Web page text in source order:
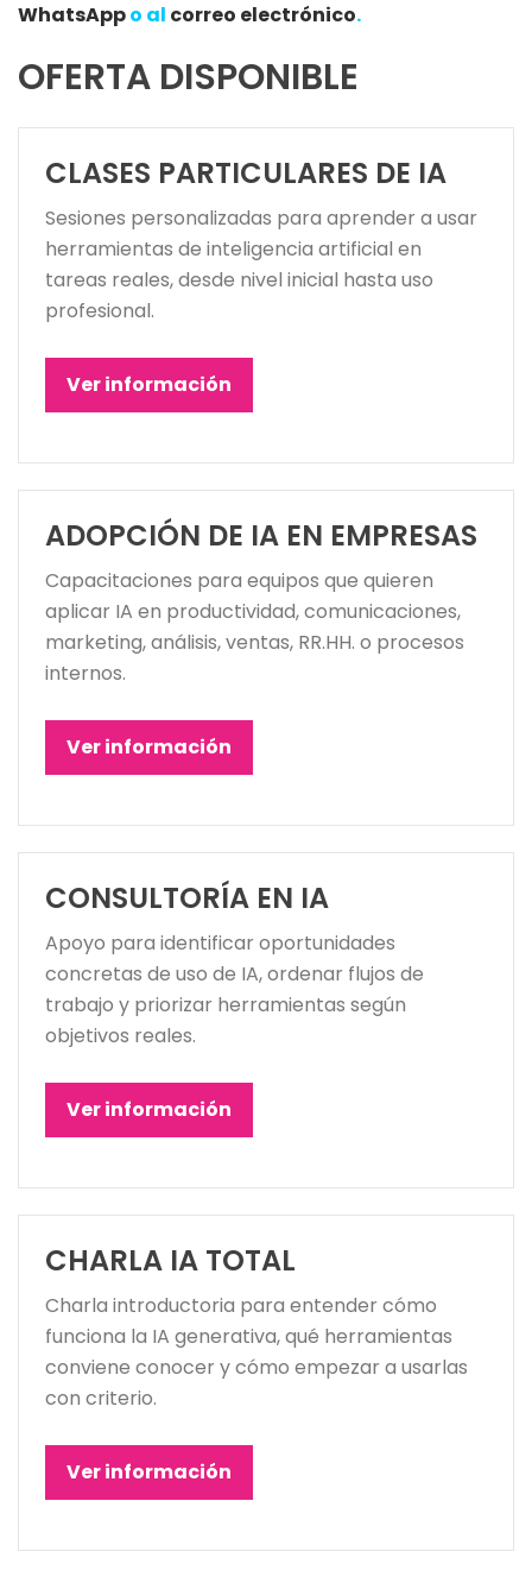
WhatsAppo al correo electrónico.
OFERTA DISPONIBLE
CLASES PARTICULARES DE IA
Sesiones personalizadas para aprender a usar
herramientas de inteligencia artificial en
tareas reales, desde nivel inicial hasta uso
profesional.
Ver información
ADOPCIÓN DE IA EN EMPRESAS
Capacitaciones para equipos que quieren
aplicar IA en productividad, comunicaciones,
marketing, análisis, ventas, RR.HH. o procesos
internos.
Ver información
CONSULTORÍA EN IA
Apoyo para identificar oportunidades
concretas de uso de IA, ordenar flujos de
trabajo y priorizar herramientas según
objetivos reales.
Ver información
CHARLA IA TOTAL
Charla introductoria para entender cómo
funciona la IA generativa, qué herramientas
conviene conocer y cómo empezar a usarlas
con criterio.
Ver información